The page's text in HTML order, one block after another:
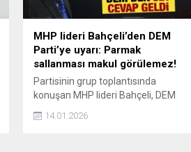
MHP lideri Bahçeli’den DEM
Parti’ye uyarı: Parmak
sallanması makul görülemez!
Partisinin grup toplantısında
konuşan MHP lideri Bahçeli, DEM
Parti’yi SDG’ye arka çıkmakla
eleştirerek, terörsüz Türkiye
14.01.2026